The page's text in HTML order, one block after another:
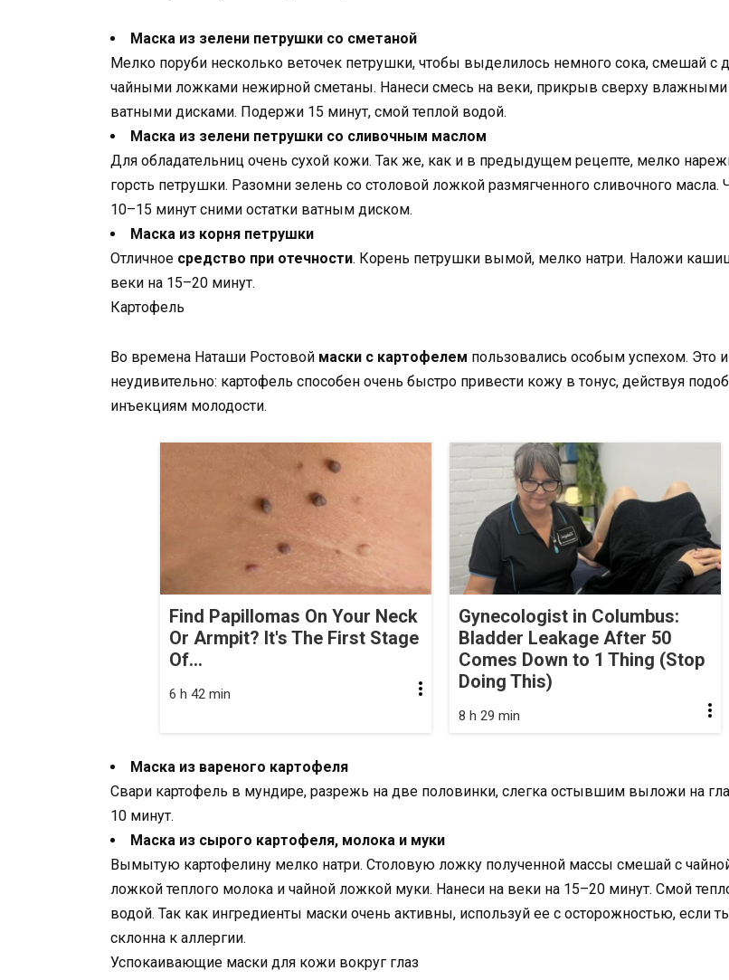
Маска из зелени петрушки со сметаной
Мелко поруби несколько веточек петрушки, чтобы выделилось немного сока, смешай с
чайными ложками нежирной сметаны. Нанеси смесь на веки, прикрыв сверху влажными
ватными дисками. Подержи 15 минут, смой теплой водой.
Маска из зелени петрушки со сливочным маслом
Для обладательниц очень сухой кожи. Так же, как и в предыдущем рецепте, мелко
горсть петрушки. Разомни зелень со столовой ложкой размягченного сливочного масла.
10–15 минут сними остатки ватным диском.
Маска из корня петрушки
Отличное средство при отечности. Корень петрушки вымой, мелко натри. Наложи
веки на 15–20 минут.
Картофель
Во времена Наташи Ростовой маски с картофелем пользовались особым успехом. Это и
неудивительно: картофель способен очень быстро привести кожу в тонус, действуя
инъекциям молодости.
Find Papillomas On Your Neck
Or Armpit? It's The First Stage
Of...
6 h 42 min
Gynecologist in Columbus:
Bladder Leakage After 50
Comes Down to 1 Thing (Stop
Doing This)
8 h 29 min
Маска из вареного картофеля
Свари картофель в мундире, разрежь на две половинки, слегка остывшим выложи на
10 минут.
Маска из сырого картофеля, молока и муки
Вымытую картофелину мелко натри. Столовую ложку полученной массы смешай с
ложкой теплого молока и чайной ложкой муки. Нанеси на веки на 15–20 минут. Смой
водой. Так как ингредиенты маски очень активны, используй ее с осторожностью, если
склонна к аллергии.
Успокаивающие маски для кожи вокруг глаз